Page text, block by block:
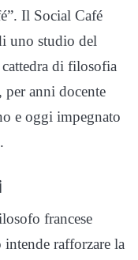
Il Social Café
uno studio del
di filosofia
, per anni docente
e oggi impegnato
francese
rafforzare la